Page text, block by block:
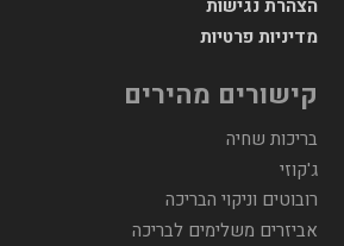
הצהרת נגישות
מדיניות פרטיות
קישורים מהירים
בריכות שחיה
ג'קוזי
רובוטים וניקוי הבריכה
אביזרים משלימים לבריכה